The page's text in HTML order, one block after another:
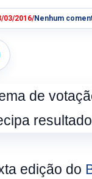
03/2016/Nenhum
l
r
m
edição do